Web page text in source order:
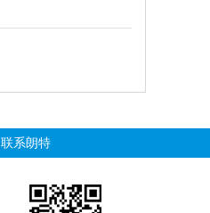
联系朗特